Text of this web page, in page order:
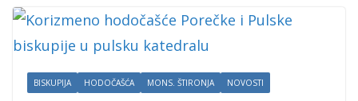
BISKUPIJA HODOČAŠĆA MONS. ŠTIRONJA NOVOSTI